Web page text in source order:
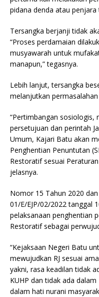
pidana denda atau penjara
Tersangka berjanji tidak
“Proses perdamaian
musyawarah untuk
manapun,” tegasnya.
Lebih lanjut, tersangka
melanjutkan
“Pertimbangan
persetujuan dan perintah
Umum, Kajari Batu akan
Penghentian Penuntutan
Restoratif sesuai
jelasnya.
Nomor 15 Tahun 2020
01/E/EJP/02/2022 tanggal
pelaksanaan penghentian
Restoratif sebagai
“Kejaksaan Negeri Batu
mewujudkan RJ sesuai
yakni, rasa keadilan tidak
KUHP dan tidak ada
dalam hati nurani